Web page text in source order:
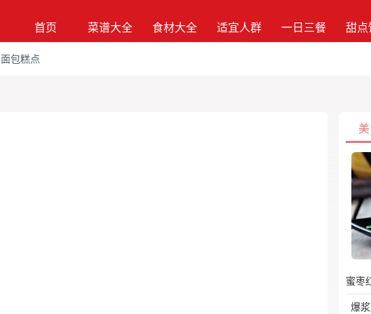
首页 菜谱大全 食材大全 适宜人群 一日三餐 甜点
面包糕点
爆